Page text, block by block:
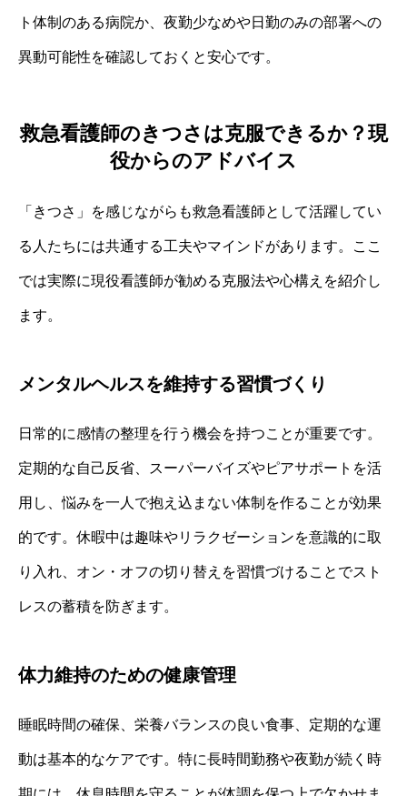
ト体制のある病院か、夜勤少なめや日勤のみの部署への
異動可能性を確認しておくと安心です。
救急看護師のきつさは克服できるか？現
役からのアドバイス
「きつさ」を感じながらも救急看護師として活躍してい
る人たちには共通する工夫やマインドがあります。ここ
では実際に現役看護師が勧める克服法や心構えを紹介し
ます。
メンタルヘルスを維持する習慣づくり
日常的に感情の整理を行う機会を持つことが重要です。
定期的な自己反省、スーパーバイズやピアサポートを活
用し、悩みを一人で抱え込まない体制を作ることが効果
的です。休暇中は趣味やリラクゼーションを意識的に取
り入れ、オン・オフの切り替えを習慣づけることでスト
レスの蓄積を防ぎます。
体力維持のための健康管理
睡眠時間の確保、栄養バランスの良い食事、定期的な運
動は基本的なケアです。特に長時間勤務や夜勤が続く時